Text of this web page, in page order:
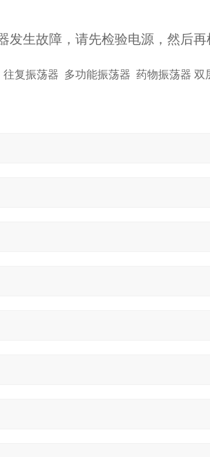
生故障，请先检验电源，然后
往复振荡器 多功能振荡器 药物振荡器 双